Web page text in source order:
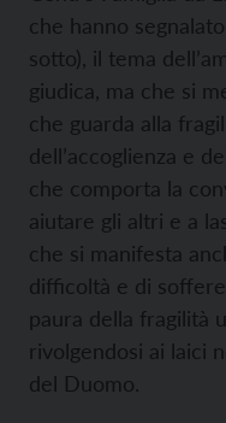
che hanno
sotto), il tema
giudica, ma che si
che guarda alla
dell’accoglienza e
che comporta la
aiutare gli altri e a
che si manifesta
difficoltà e di
paura della fragilità
rivolgendosi ai laici
del Duomo.